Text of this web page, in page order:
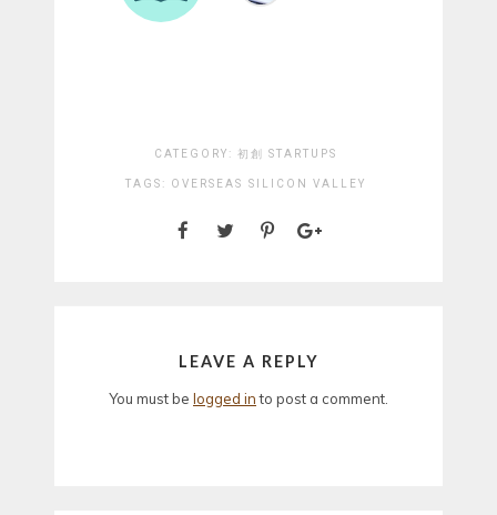
CATEGORY: 初創 STARTUPS
TAGS: OVERSEAS SILICON VALLEY
LEAVE A REPLY
You must be logged into post a comment.